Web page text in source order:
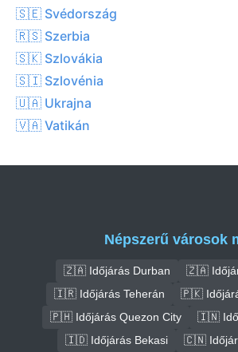
🇸🇪 Svédország
🇷🇸 Szerbia
🇸🇰 Szlovákia
🇸🇮 Szlovénia
🇺🇦 Ukrajna
🇻🇦 Vatikán
Népszerű városok
🇿🇦 Időjárás Durban
🇿🇦
🇮🇷 Időjárás Teherán
🇵🇰
🇵🇭 Időjárás Quezon City
🇮🇳
🇮🇩 Időjárás Bekasi
🇨🇳